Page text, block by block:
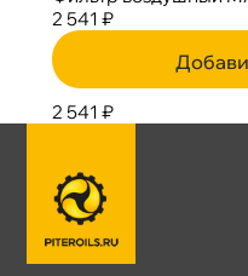
2 541 ₽
2 541 ₽